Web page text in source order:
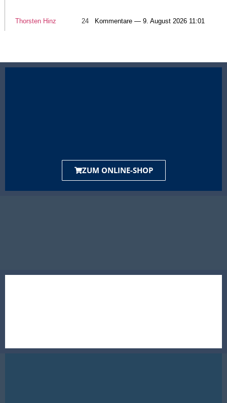
Thorsten Hinz 24 Kommentare — 9. August 2026 11:01
ZUM ONLINE-SHOP